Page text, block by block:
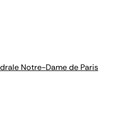
Notre-Dame de Paris